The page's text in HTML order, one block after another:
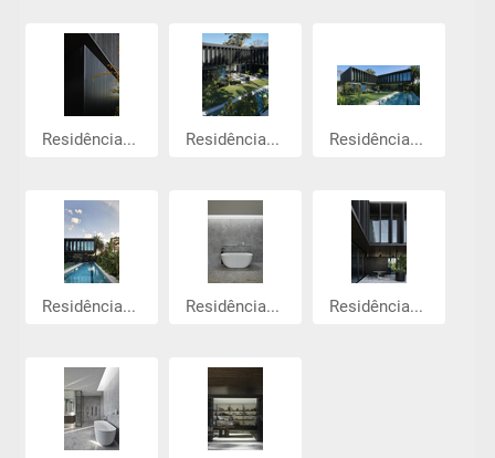
Residência... Residência... Residência...
Residência... Residência... Residência...